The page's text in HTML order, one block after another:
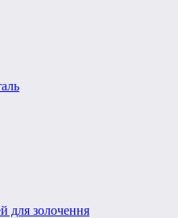
для золочення